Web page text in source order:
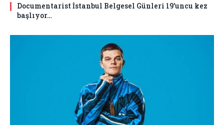
Documentarist İstanbul Belgesel Günleri 19’uncu kez
başlıyor…